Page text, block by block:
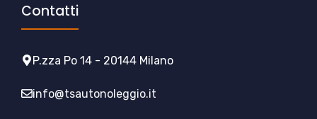
Contatti
P.zza Po 14 - 20144 Milano
info@tsautonoleggio.it